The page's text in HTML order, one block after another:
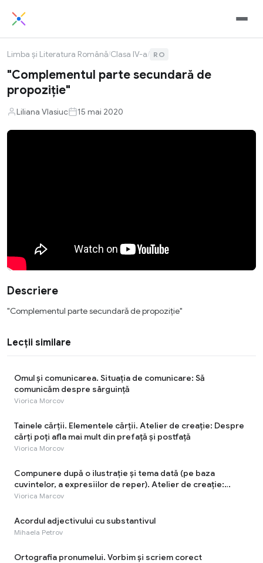
Limba și Literatura Română/Clasa IV-a/ RO
"Complementul parte secundară de
propoziție"
Liliana Vlasiuc 15 mai 2020
Descriere
"Complementul parte secundară de propoziție"
Lecții similare
Omul și comunicarea. Situația de comunicare: Să
comunicăm despre sârguinţă
Viorica Morcov
Tainele cărţii. Elementele cărţii. Atelier de creație: Despre
cărți poți afla mai mult din prefață și postfață
Viorica Morcov
Compunere după o ilustrație și tema dată (pe baza
cuvintelor, a expresiilor de reper). Atelier de creație:
Munca - cea mai rodnică odihnă!
Viorica Marcov
Acordul adjectivului cu substantivul
Mihaela Petrov
Ortografia pronumelui. Vorbim și scriem corect